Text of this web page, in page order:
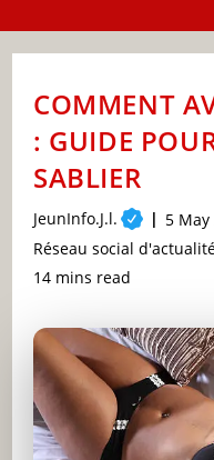
COMMENT
: GUIDE
SABLIER
Post
author:
JeunInfo.J.l.
Post
5 May
Post
category:
Réseau social
Reading
14 mins read